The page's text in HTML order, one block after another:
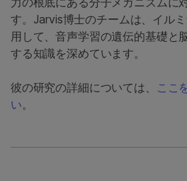
す。Jarvis博士のチームは、イル
用して、音声学習の遺伝的基礎と
する知識を深めています。
彼の研究の詳細については、
ここ
い。